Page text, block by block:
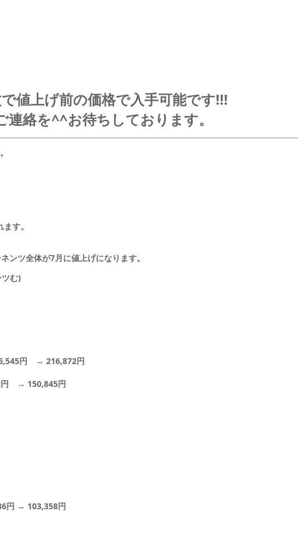
値上げ前の価格で入手可能です!!!
絡を^^お待ちしております。
す。
ツ全体が7月に値上げになります。
む)
円 → 216,872円
円 → 150,845円
円 → 103,358円